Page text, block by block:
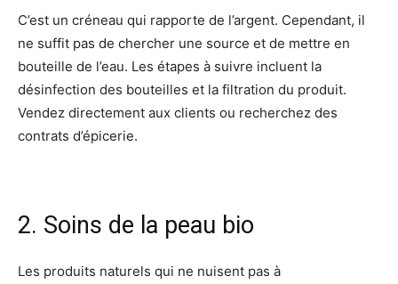
C’est un créneau qui rapporte de l’argent. Cependant, il
ne suffit pas de chercher une source et de mettre en
bouteille de l’eau. Les étapes à suivre incluent la
désinfection des bouteilles et la filtration du produit.
Vendez directement aux clients ou recherchez des
contrats d’épicerie.
2. Soins de la peau bio
Les produits naturels qui ne nuisent pas à